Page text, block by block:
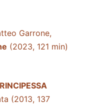
Garrone,
(2023, 121 min)
(2013, 137